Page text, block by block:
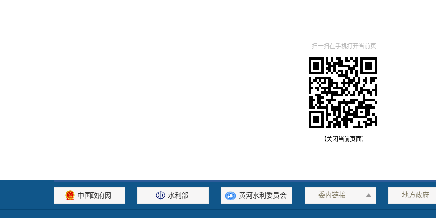
扫一扫在手机打开当前页
【关闭当前页面】
中国政府网 水利部 黄河水利委员会 委内链接 地方政府